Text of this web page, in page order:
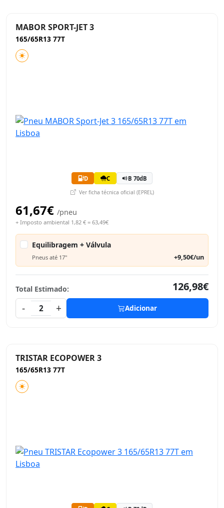
MABOR SPORT-JET 3
165/65R13 77T
D C B 70dB
Ver ficha técnica oficial (EPREL)
61,67€ /pneu
+ Imposto ambiental 1,82 € = 63,49€
Equilibragem + Válvula
Pneus até 17" +9,50€/un
Total Estimado:
126,98€
-
2 + Adicionar
TRISTAR ECOPOWER 3
165/65R13 77T